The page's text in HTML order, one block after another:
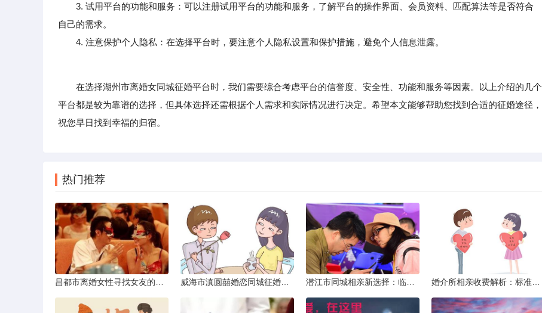
3. 试用平台的功能和服务：可以注册试用平台的功能和服务，了解平台的操作界面、会员资料、匹配算法等是否符合
自己的需求。
4. 注意保护个人隐私：在选择平台时，要注意个人隐私设置和保护措施，避免个人信息泄露。
在选择湖州市离婚女同城征婚平台时，我们需要综合考虑平台的信誉度、安全性、功能和服务等因素。以上介绍的几个
平台都是较为靠谱的选择，但具体选择还需根据个人需求和实际情况进行决定。希望本文能够帮助您找到合适的征婚途径，
祝您早日找到幸福的归宿。
热门推荐